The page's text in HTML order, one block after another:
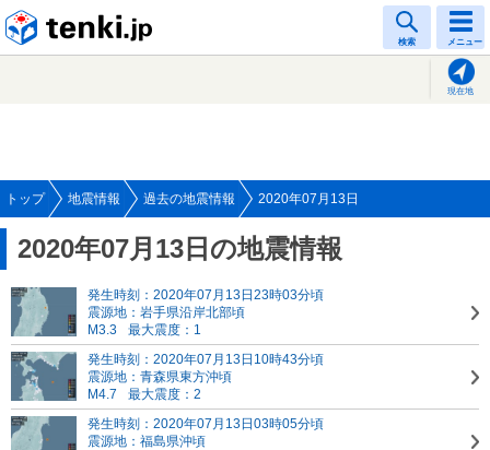
検索 メニュー
現在地
トップ 地震情報 過去の地震情報 2020年07月13日
2020年07月13日の地震情報
発生時刻：2020年07月13日23時03分頃
震源地：岩手県沿岸北部頃
M3.3
最大震度：1
発生時刻：2020年07月13日10時43分頃
震源地：青森県東方沖頃
M4.7
最大震度：2
発生時刻：2020年07月13日03時05分頃
震源地：福島県沖頃